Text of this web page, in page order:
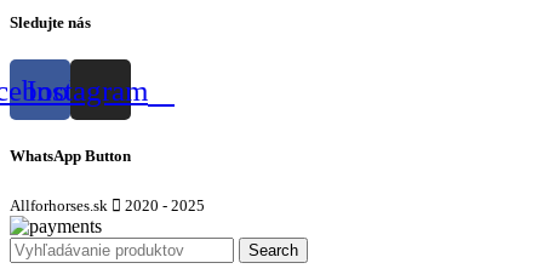
Sledujte nás
Instagram
WhatsApp Button
Allforhorses.sk 2020 - 2025
Search